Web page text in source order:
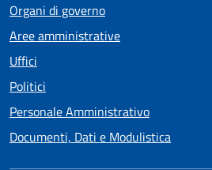
Organi di governo
Aree amministrative
Uffici
Politici
Personale Amministrativo
Documenti, Dati e Modulistica